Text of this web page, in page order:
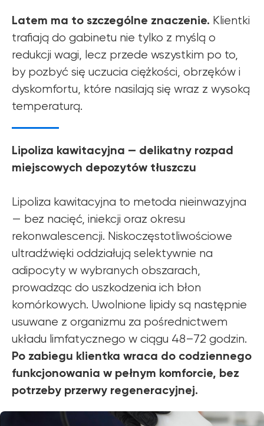
Latem ma to szczególne znaczenie. Klientki
trafiają do gabinetu nie tylko z myślą o
redukcji wagi, lecz przede wszystkim po to,
by pozbyć się uczucia ciężkości, obrzęków i
dyskomfortu, które nasilają się wraz z wysoką
temperaturą.
Lipoliza kawitacyjna — delikatny rozpad
miejscowych depozytów tłuszczu
Lipoliza kawitacyjna to metoda nieinwazyjna
— bez nacięć, iniekcji oraz okresu
rekonwalescencji. Niskoczęstotliwościowe
ultradźwięki oddziałują selektywnie na
adipocyty w wybranych obszarach,
prowadząc do uszkodzenia ich błon
komórkowych. Uwolnione lipidy są następnie
usuwane z organizmu za pośrednictwem
układu limfatycznego w ciągu 48–72 godzin.
Po zabiegu klientka wraca do codziennego
funkcjonowania w pełnym komforcie, bez
potrzeby przerwy regeneracyjnej.